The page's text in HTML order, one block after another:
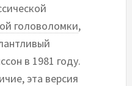
головоломки,
в 1981 году.
эта версия